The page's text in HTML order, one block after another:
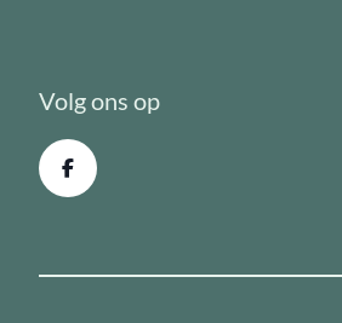
Volg ons op